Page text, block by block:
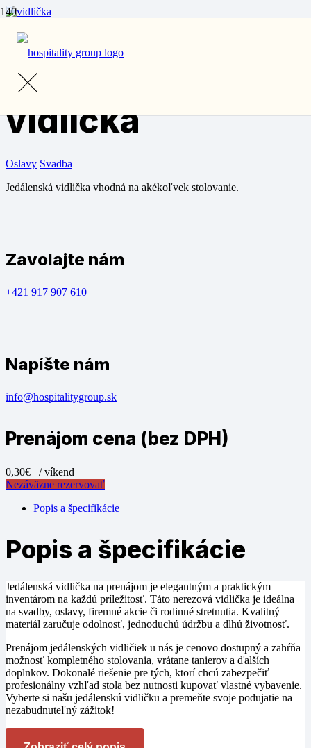
Jedálenská
vidlička
Oslavy Svadba
Jedálenská vidlička vhodná na akékoľvek stolovanie.
Zavolajte nám
+421 917 907 610
Napíšte nám
info@hospitalitygroup.sk
Prenájom cena (bez DPH)
0,30€ / víkend
Nezáväzne rezervovať
Popis a špecifikácie
Popis a špecifikácie
Jedálenská vidlička na prenájom je elegantným a praktickým
inventárom na každú príležitosť. Táto nerezová vidlička je ideálna
na svadby, oslavy, firemné akcie či rodinné stretnutia. Kvalitný
materiál zaručuje odolnosť, jednoduchú údržbu a dlhú životnosť.
Prenájom jedálenských vidličiek u nás je cenovo dostupný a zahŕňa
možnosť kompletného stolovania, vrátane tanierov a ďalších
doplnkov. Dokonalé riešenie pre tých, ktorí chcú zabezpečiť
profesionálny vzhľad stola bez nutnosti kupovať vlastné vybavenie.
Vyberte si našu jedálenskú vidličku a premeňte svoje podujatie na
nezabudnuteľný zážitok!